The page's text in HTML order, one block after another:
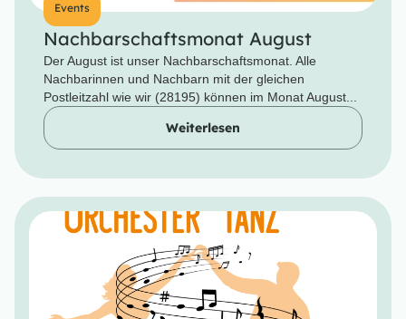
Events
Nachbarschaftsmonat August
Der August ist unser Nachbarschaftsmonat. Alle
Nachbarinnen und Nachbarn mit der gleichen
Postleitzahl wie wir (28195) können im Monat August...
Weiterlesen